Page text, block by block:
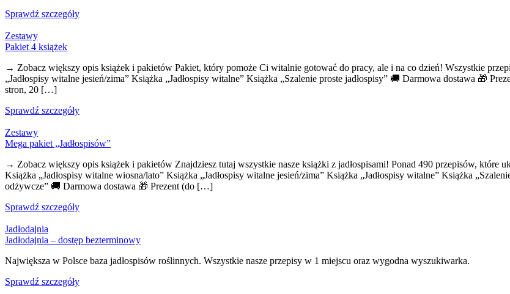
Sprawdź szczegóły
Zestawy
Pakiet 4 książek
→ Zobacz większy opis książek i pakietów Pakiet, który pomoże Ci witalnie gotować do pracy, ale i na co dzień! Wszystkie
„Jadłospisy witalne jesień/zima” Książka „Jadłospisy witalne” Książka „Szalenie proste jadłospisy” 🚚 Darmowa dostawa 🎁
stron, 20 […]
Sprawdź szczegóły
Zestawy
Mega pakiet „Jadłospisów”
→ Zobacz większy opis książek i pakietów Znajdziesz tutaj wszystkie nasze książki z jadłospisami! Ponad 490 przepisów, które
Książka „Jadłospisy witalne wiosna/lato” Książka „Jadłospisy witalne jesień/zima” Książka „Jadłospisy witalne” Książka
odżywcze” 🚚 Darmowa dostawa 🎁 Prezent (do […]
Sprawdź szczegóły
Jadłodajnia
Jadłodajnia – dostęp bezterminowy
Największa w Polsce baza jadłospisów roślinnych. Wszystkie nasze przepisy w 1 miejscu oraz wygodna wyszukiwarka.
Sprawdź szczegóły